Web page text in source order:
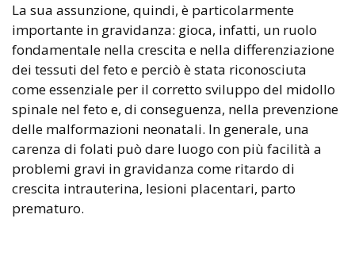
La sua assunzione, quindi, è particolarmente
importante in gravidanza: gioca, infatti, un ruolo
fondamentale nella crescita e nella differenziazione
dei tessuti del feto e perciò è stata riconosciuta
come essenziale per il corretto sviluppo del midollo
spinale nel feto e, di conseguenza, nella prevenzione
delle malformazioni neonatali. In generale, una
carenza di folati può dare luogo con più facilità a
problemi gravi in gravidanza come ritardo di
crescita intrauterina, lesioni placentari, parto
prematuro.